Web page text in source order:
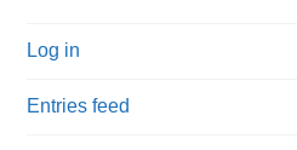
Log in
Entries feed